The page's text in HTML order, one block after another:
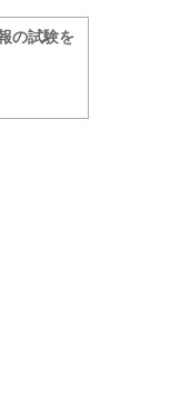
の試験を